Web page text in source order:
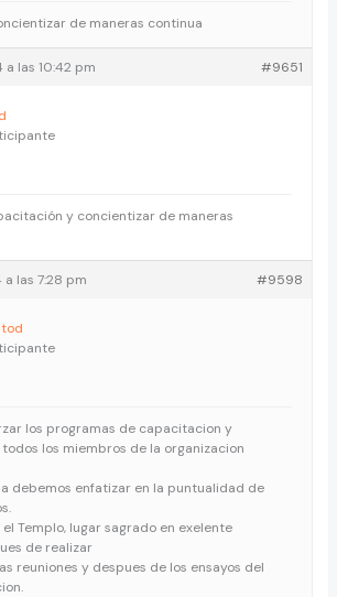
de maneras continua
las 10:42 pm #9651
y concientizar de maneras
las 7:28 pm #9598
los programas de capacitacion y
los miembros de la organizacion
debemos enfatizar en la puntualidad de
Templo, lugar sagrado en exelente
de realizar
reuniones y despues de los ensayos del